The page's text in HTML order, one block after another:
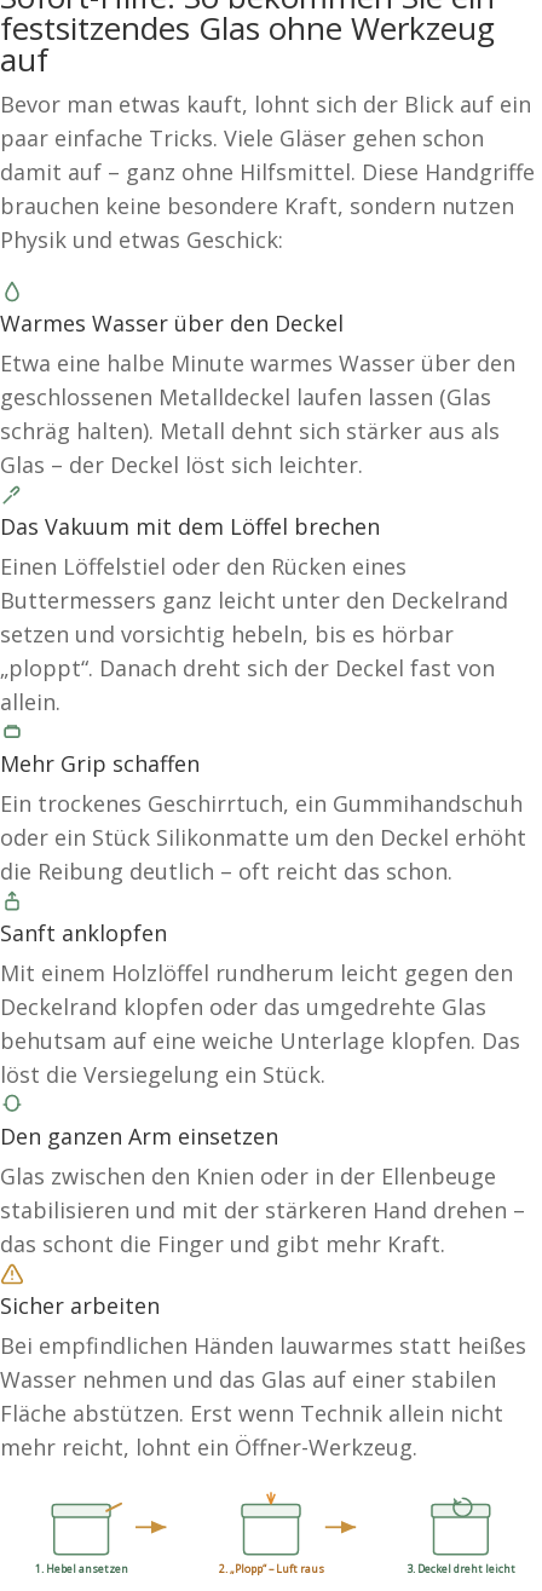
festsitzendes Glas ohne Werkzeug
auf
Bevor man etwas kauft, lohnt sich der Blick auf ein
paar einfache Tricks. Viele Gläser gehen schon
damit auf – ganz ohne Hilfsmittel. Diese Handgriffe
brauchen keine besondere Kraft, sondern nutzen
Physik und etwas Geschick:
Warmes Wasser über den Deckel
Etwa eine halbe Minute warmes Wasser über den
geschlossenen Metalldeckel laufen lassen (Glas
schräg halten). Metall dehnt sich stärker aus als
Glas – der Deckel löst sich leichter.
Das Vakuum mit dem Löffel brechen
Einen Löffelstiel oder den Rücken eines
Buttermessers ganz leicht unter den Deckelrand
setzen und vorsichtig hebeln, bis es hörbar
„ploppt“. Danach dreht sich der Deckel fast von
allein.
Mehr Grip schaffen
Ein trockenes Geschirrtuch, ein Gummihandschuh
oder ein Stück Silikonmatte um den Deckel erhöht
die Reibung deutlich – oft reicht das schon.
Sanft anklopfen
Mit einem Holzlöffel rundherum leicht gegen den
Deckelrand klopfen oder das umgedrehte Glas
behutsam auf eine weiche Unterlage klopfen. Das
löst die Versiegelung ein Stück.
Den ganzen Arm einsetzen
Glas zwischen den Knien oder in der Ellenbeuge
stabilisieren und mit der stärkeren Hand drehen –
das schont die Finger und gibt mehr Kraft.
Sicher arbeiten
Bei empfindlichen Händen lauwarmes statt heißes
Wasser nehmen und das Glas auf einer stabilen
Fläche abstützen. Erst wenn Technik allein nicht
mehr reicht, lohnt ein Öffner-Werkzeug.
1. Hebel ansetzen 2. „Plopp“ – Luft raus 3. Deckel dreht leicht